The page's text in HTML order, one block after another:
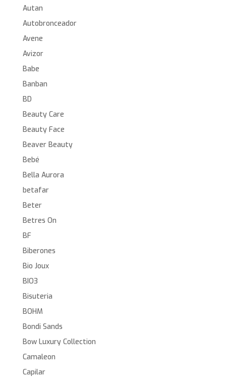
Autan
Autobronceador
Avene
Avizor
Babe
Banban
BD
Beauty Care
Beauty Face
Beaver Beauty
Bebé
Bella Aurora
betafar
Beter
Betres On
BF
Biberones
Bio Joux
BIO3
Bisuteria
BOHM
Bondi Sands
Bow Luxury Collection
Camaleon
Capilar